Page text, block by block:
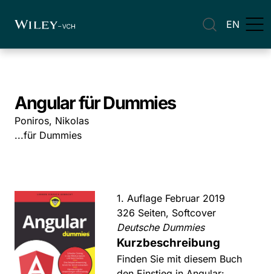
EN
Angular für Dummies
Poniros, Nikolas
...für Dummies
1. Auflage Februar 2019
326 Seiten, Softcover
Deutsche Dummies
Kurzbeschreibung
Finden Sie mit diesem Buch